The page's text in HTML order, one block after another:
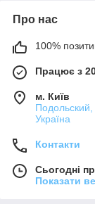
Про нас
100%
Працює з
м. Київ
Україна
Контакти
Сьогодні
Показати